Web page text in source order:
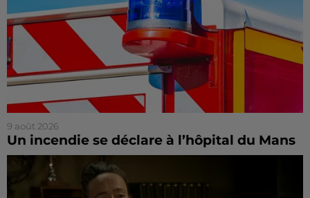
9 août 2026
Un incendie se déclare à l’hôpital du Mans